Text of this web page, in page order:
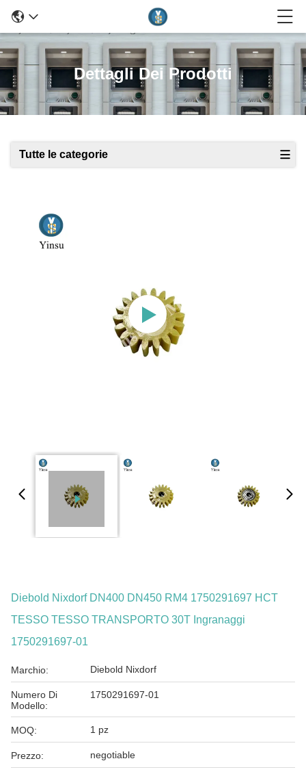
Dettagli Dei Prodotti
Tutte le categorie
Diebold Nixdorf DN400 DN450 RM4 1750291697 HCT
TESSO TESSO TRANSPORTO 30T Ingranaggi
1750291697-01
Marchio: Diebold Nixdorf
Numero Di
Modello:
1750291697-01
MOQ: 1 pz
Prezzo: negotiable